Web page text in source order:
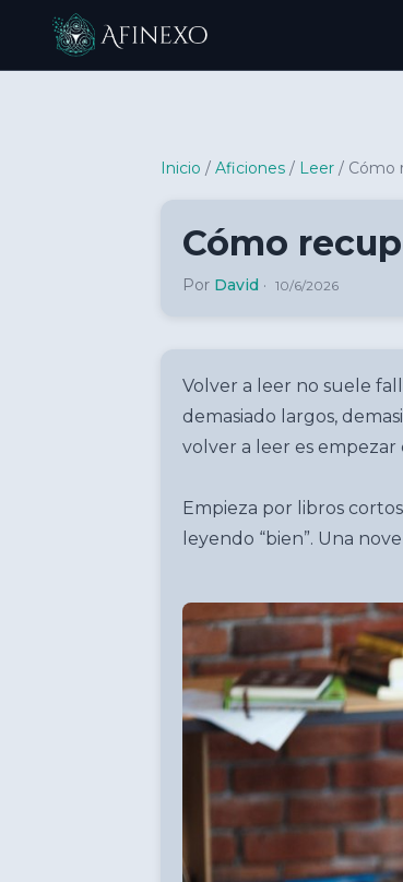
Inicio Afinexo
Inicio / Aficiones / Leer / Cómo
Cómo
Por David · 10/6/2026
Volver a leer no suele
demasiado largos,
volver a leer es
Empieza por libros
leyendo “bien”. Una